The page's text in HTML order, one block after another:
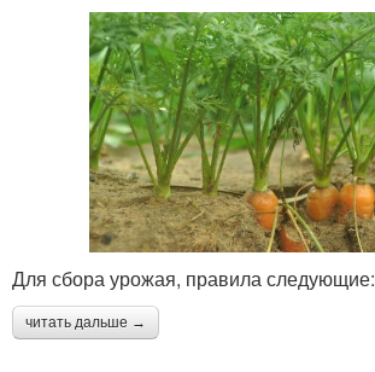
Для сбора урожая, правила следующие:
читать дальше →